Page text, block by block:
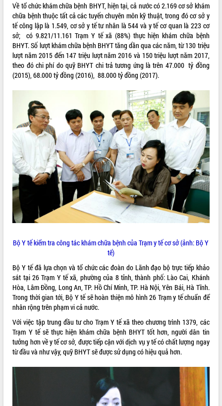
VIDEO
Không có file video nào để phát.
ALBUM ẢNH
LIÊN KẾT WEB
THỐNG KÊ TRUY CẬP
Tất cả: 66049434
Về tổ chức khám chữa bệnh BHYT, hiện tại, cả nước có 2.169 cơ sở khám
chữa bệnh thuộc tất cả các tuyến chuyên môn kỹ thuật, trong đó cơ sở y
tế công lập là 1.549, cơ sở y tế tư nhân là 544 và y tế cơ quan là 223 cơ
sở; có 9.821/11.161 Trạm Y tế xã (88%) thực hiện khám chữa bệnh
BHYT. Số lượt khám chữa bệnh BHYT tăng dần qua các năm, từ 130 triệu
lượt năm 2015 đến 147 triệu lượt năm 2016 và 150 triệu lượt năm 2017,
theo đó chi phí do quỹ BHYT chi trả tương ứng là trên 47.000 tỷ đồng
(2015), 68.000 tỷ đồng (2016), 88.000 tỷ đồng (2017).
Bộ Y tế kiểm tra công tác khám chữa bệnh của Trạm y tế cơ sở (ảnh: Bộ Y
tế)
Bộ Y tế đã lựa chọn và tổ chức các đoàn do Lãnh đạo bộ trực tiếp khảo
sát tại 26 Trạm Y tế xã, phường của 8 tỉnh, thành phố: Lào Cai, Khánh
Hòa, Lâm Đồng, Long An, TP. Hồ Chí Minh, TP. Hà Nội, Yên Bái, Hà Tĩnh.
Trong thời gian tới, Bộ Y tế sẽ hoàn thiện mô hình 26 Trạm y tế chuẩn để
nhân rộng trên phạm vi cả nước.
Với việc tập trung đầu tư cho Trạm Y tế xã theo chương trình 1379, các
Trạm Y tế sẽ thực hiện khám chữa bệnh BHYT tốt hơn, người dân tin
tưởng hơn về y tế cơ sở, được tiếp cận với dịch vụ y tế có chất lượng ngay
từ đầu và như vậy, quỹ BHYT sẽ được sử dụng có hiệu quả hơn.